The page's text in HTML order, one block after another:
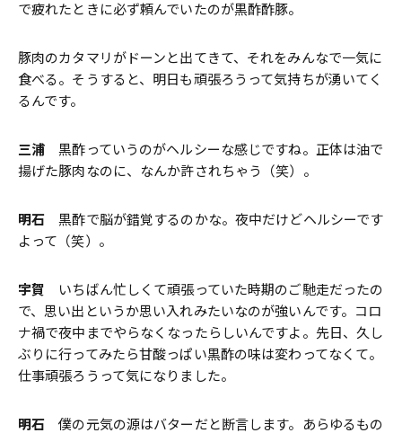
で疲れたときに必ず頼んでいたのが黒酢酢豚。
豚肉のカタマリがドーンと出てきて、それをみんなで一気に
食べる。そうすると、明日も頑張ろうって気持ちが湧いてく
るんです。
三浦 黒酢っていうのがヘルシーな感じですね。正体は油で
揚げた豚肉なのに、なんか許されちゃう（笑）。
明石 黒酢で脳が錯覚するのかな。夜中だけどヘルシーです
よって（笑）。
宇賀 いちばん忙しくて頑張っていた時期のご馳走だったの
で、思い出というか思い入れみたいなのが強いんです。コロ
ナ禍で夜中までやらなくなったらしいんですよ。先日、久し
ぶりに行ってみたら甘酸っぱい黒酢の味は変わってなくて。
仕事頑張ろうって気になりました。
明石 僕の元気の源はバターだと断言します。あらゆるもの